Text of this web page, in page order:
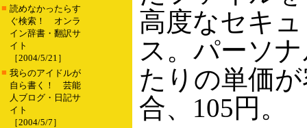
■ 読めなかったらす
ぐ検索！ オンラ
イン辞書・翻訳サ
イト
［2004/5/21］
■ 我らのアイドルが
自ら書く！ 芸能
人ブログ・日記サ
イト
［2004/5/7］
高度なセキ
ス。パーソ
たりの単価
合、105円。